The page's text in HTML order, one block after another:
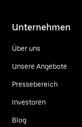
Unternehmen
Über uns
Unsere Angebote
Pressebereich
Investoren
Blog